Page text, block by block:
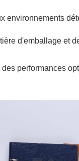
environnements
d'emballage et
performances